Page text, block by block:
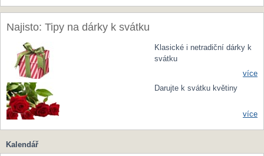
Najisto: Tipy na dárky k svátku
Klasické i netradiční dárky k
svátku
více
Darujte k svátku květiny
více
Kalendář